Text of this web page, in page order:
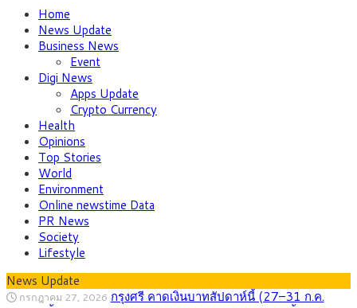
Home
News Update
Business News
Event
Digi News
Apps Update
Crypto Currency
Health
Opinions
Top Stories
World
Environment
Online newstime Data
PR News
Society
Lifestyle
News Update
กรกฎาคม 27, 2026 กรุงศรี คาดเงินบาทสัปดาห์นี้ (27–31 ก.ค.